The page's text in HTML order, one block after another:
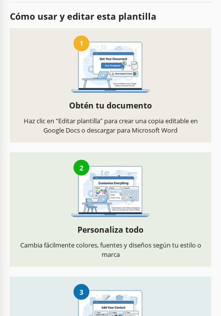
Cómo usar y editar esta plantilla
1
Obtén tu documento
Haz clic en "Editar plantilla" para crear una copia editable en
Google Docs o descargar para Microsoft Word
2
Personaliza todo
Cambia fácilmente colores, fuentes y diseños según tu estilo o
marca
3